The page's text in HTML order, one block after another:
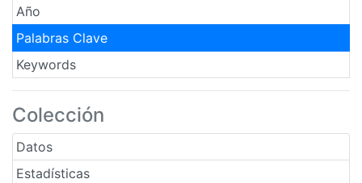
Año
Palabras Clave
Keywords
Colección
Datos
Estadísticas